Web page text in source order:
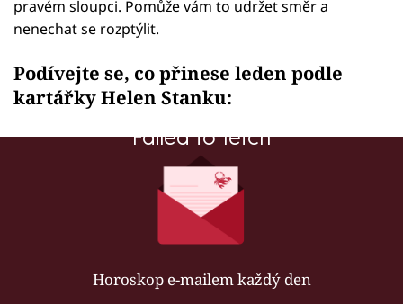
pravém sloupci. Pomůže vám to udržet směr a
nenechat se rozptýlit.
Podívejte se, co přinese leden podle
kartářky Helen Stanku:
Failed to fetch
Horoskop e-mailem každý den